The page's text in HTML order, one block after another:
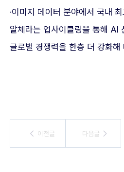
·이미지 데이터 분야에서 국내
알체라는 업사이클링을 통해 AI
글로벌 경쟁력을 한층 더 강화해
이전글
이전글 다음글
다음글